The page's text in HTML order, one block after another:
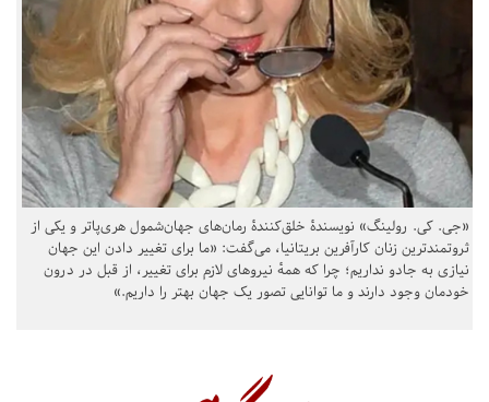
«جی. کی. رولینگ» نویسندهٔ خلق‌کنندهٔ رمان‌های جهان‌شمول هری‌پاتر و یکی از
ثروتمندترین زنان کارآفرین بریتانیا، می‌گفت: «ما برای تغییر دادن این جهان
نیازی به جادو نداریم؛ چرا که همهٔ نیروهای لازم برای تغییر، از قبل در درون
خودمان وجود دارند و ما توانایی تصور یک جهان بهتر را داریم.»